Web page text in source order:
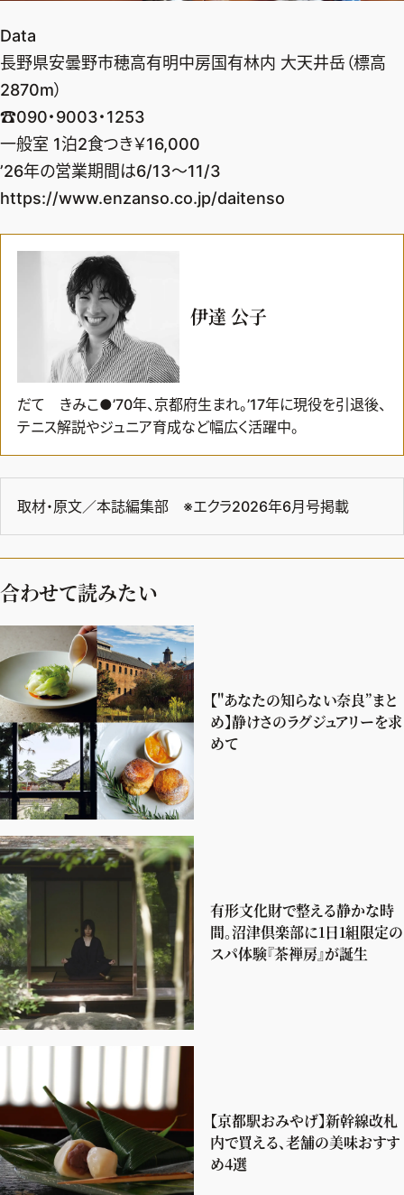
Data
長野県安曇野市穂高有明中房国有林内 大天井岳（標高
2870m）
☎090・9003・1253
一般室 1泊2食つき￥16,000
’26年の営業期間は6/13～11/3
https://www.enzanso.co.jp/daitenso
伊達 公子
だて きみこ●’70年、京都府生まれ。’17年に現役を引退後、
テニス解説やジュニア育成など幅広く活躍中。
取材・原文／本誌編集部 ※エクラ2026年6月号掲載
合わせて読みたい
【"あなたの知らない奈良”まと
め】静けさのラグジュアリーを求
めて
有形文化財で整える静かな時
間。沼津倶楽部に1日1組限定の
スパ体験『茶禅房』が誕生
【京都駅おみやげ】新幹線改札
内で買える、老舗の美味おすす
め4選